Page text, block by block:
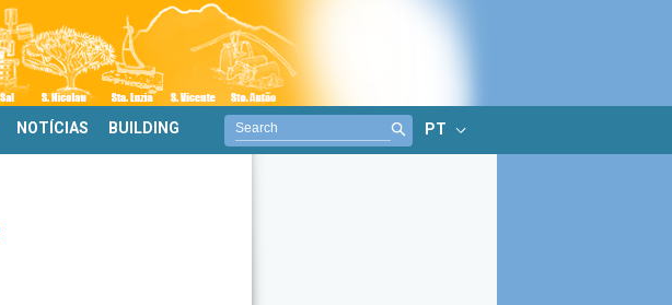
NOTÍCIAS BUILDING PT